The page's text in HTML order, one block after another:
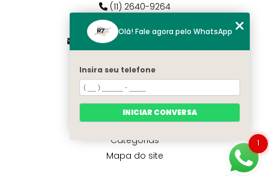
(11) 2640-9264
(11) 98784-6664
atendimento@r7print.com.br
MENU
Home
Quem somos
Contato
Categorias
Mapa do site
1
Olá! Fale agora pelo WhatsApp
Insira seu telefone
INICIAR CONVERSA